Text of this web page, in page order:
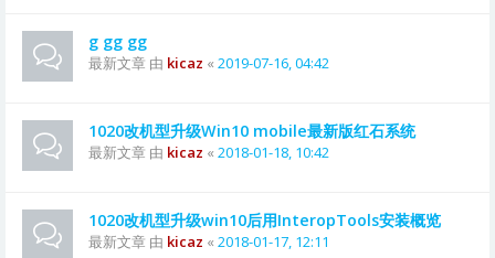
g gg gg
最新文章 由 kicaz « 2019-07-16, 04:42
1020改机型升级Win10 mobile最新版红石系统
最新文章 由 kicaz « 2018-01-18, 10:42
1020改机型升级win10后用InteropTools安装概览
最新文章 由 kicaz « 2018-01-17, 12:11